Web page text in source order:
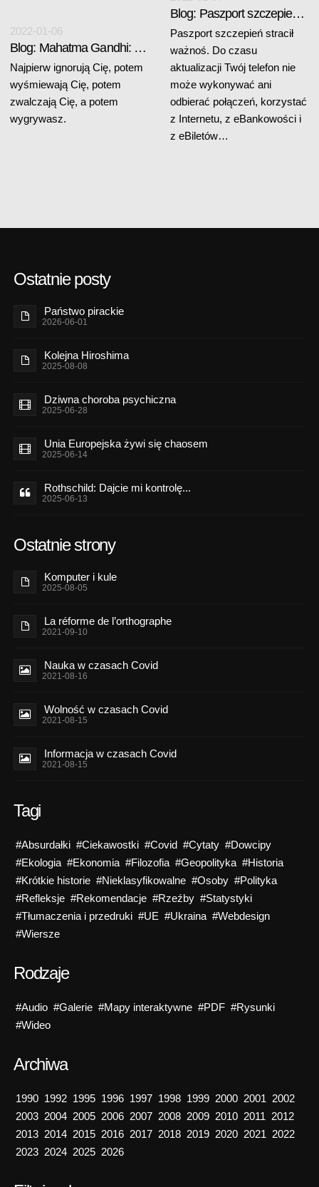
Blog: Paszport szczepień stracił ważność
Paszport szczepień stracił
ważnoś. Do czasu
aktualizacji Twój telefon nie
może wykonywać ani
odbierać połączeń, korzystać
z Internetu, z eBankowości i
z eBiletów…
2022-01-06
Blog: Mahatma Gandhi: Najpierw ignorują Cię...
Najpierw ignorują Cię, potem
wyśmiewają Cię, potem
zwalczają Cię, a potem
wygrywasz.
Ostatnie posty
Państwo pirackie
2026-06-01
Kolejna Hiroshima
2025-08-08
Dziwna choroba psychiczna
2025-06-28
Unia Europejska żywi się chaosem
2025-06-14
Rothschild: Dajcie mi kontrolę...
2025-06-13
Ostatnie strony
Komputer i kule
2025-08-05
La réforme de l’orthographe
2021-09-10
Nauka w czasach Covid
2021-08-16
Wolność w czasach Covid
2021-08-15
Informacja w czasach Covid
2021-08-15
Tagi
#Absurdałki #Ciekawostki #Covid #Cytaty #Dowcipy
#Ekologia #Ekonomia #Filozofia #Geopolityka #Historia
#Krótkie historie #Nieklasyfikowalne #Osoby #Polityka
#Refleksje #Rekomendacje #Rzeźby #Statystyki
#Tłumaczenia i przedruki #UE #Ukraina #Webdesign
#Wiersze
Rodzaje
#Audio #Galerie #Mapy interaktywne #PDF #Rysunki
#Wideo
Archiwa
1990 1992 1995 1996 1997 1998 1999 2000 2001 2002
2003 2004 2005 2006 2007 2008 2009 2010 2011 2012
2013 2014 2015 2016 2017 2018 2019 2020 2021 2022
2023 2024 2025 2026